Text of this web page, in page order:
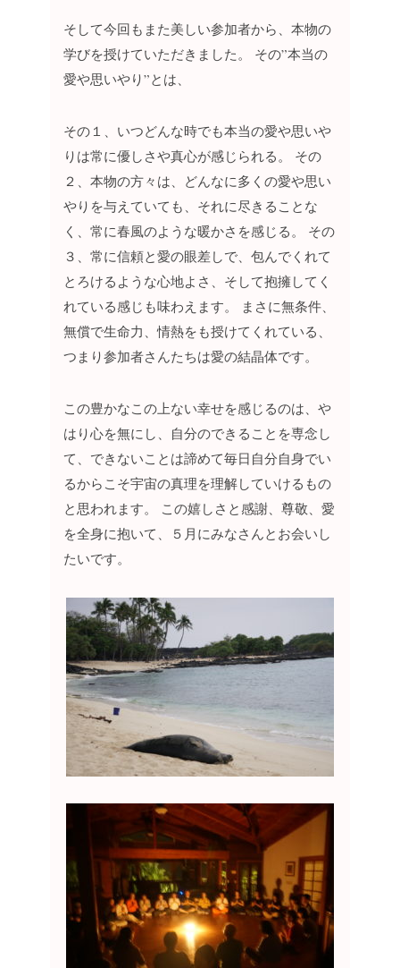
そして今回もまた美しい参加者から、本物の
学びを授けていただきました。
その”本当の
愛や思いやり”とは、
その１、いつどんな時でも本当の愛や思いや
りは常に優しさや真心が感じられる。
その
２、本物の方々は、どんなに多くの愛や思い
やりを与えていても、それに尽きることな
く、常に春風のような暖かさを感じる。
その
３、常に信頼と愛の眼差しで、包んでくれて
とろけるような心地よさ、そして抱擁してく
れている感じも味わえます。
まさに無条件、
無償で生命力、情熱をも授けてくれている、
つまり参加者さんたちは愛の結晶体です。
この豊かなこの上ない幸せを感じるのは、や
はり心を無にし、自分のできることを専念し
て、できないことは諦めて毎日自分自身でい
るからこそ宇宙の真理を理解していけるもの
と思われます。
この嬉しさと感謝、尊敬、愛
を全身に抱いて、５月にみなさんとお会いし
たいです。